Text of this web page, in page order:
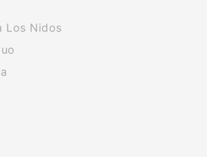
Los Nidos